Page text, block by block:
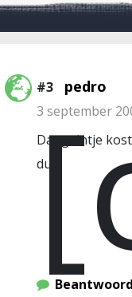
#3 pedro
3 september
Dat geintje
dus